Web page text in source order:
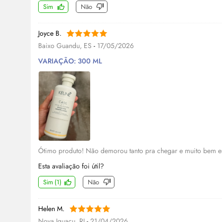
Sim Não
Joyce B.
Baixo Guandu, ES - 17/05/2026
VARIAÇÃO: 300 ML
Ótimo produto! Não demorou tanto pra chegar e muito bem
Esta avaliação foi útil?
Sim (1) Não
Helen M.